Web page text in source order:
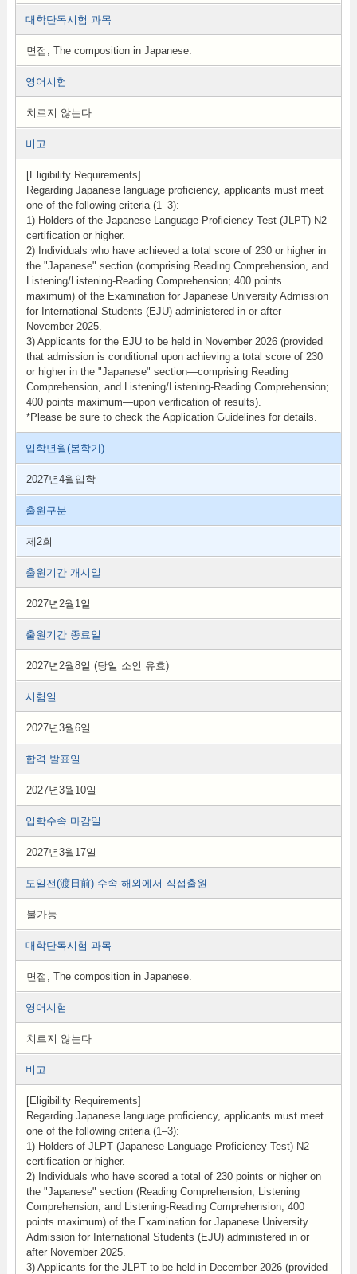
대학단독시험 과목
면접, The composition in Japanese .
영어시험
치르지 않는다
비고
[Eligibility Requirements]
Regarding Japanese language proficiency, applicants must meet
one of the following criteria (1–3):
1) Holders of the Japanese Language Proficiency Test (JLPT) N2
certification or higher.
2) Individuals who have achieved a total score of 230 or higher in
the "Japanese" section (comprising Reading Comprehension, and
Listening/Listening-Reading Comprehension; 400 points
maximum) of the Examination for Japanese University Admission
for International Students (EJU) administered in or after
November 2025.
3) Applicants for the EJU to be held in November 2026 (provided
that admission is conditional upon achieving a total score of 230
or higher in the "Japanese" section—comprising Reading
Comprehension, and Listening/Listening-Reading Comprehension;
400 points maximum—upon verification of results).
*Please be sure to check the Application Guidelines for details.
입학년월(봄학기)
2027년4월입학
출원구분
제2회
출원기간 개시일
2027년2월1일
출원기간 종료일
2027년2월8일 (당일 소인 유효)
시험일
2027년3월6일
합격 발표일
2027년3월10일
입학수속 마감일
2027년3월17일
도일전(渡日前) 수속-해외에서 직접출원
불가능
대학단독시험 과목
면접, The composition in Japanese .
영어시험
치르지 않는다
비고
[Eligibility Requirements]
Regarding Japanese language proficiency, applicants must meet
one of the following criteria (1–3):
1) Holders of JLPT (Japanese-Language Proficiency Test) N2
certification or higher.
2) Individuals who have scored a total of 230 points or higher on
the "Japanese" section (Reading Comprehension, Listening
Comprehension, and Listening-Reading Comprehension; 400
points maximum) of the Examination for Japanese University
Admission for International Students (EJU) administered in or
after November 2025.
3) Applicants for the JLPT to be held in December 2026 (provided